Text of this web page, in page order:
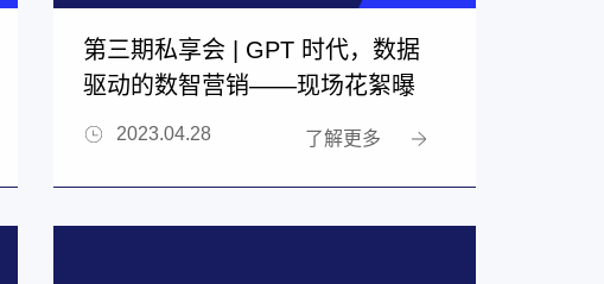
第三期私享会 | GPT 时代，数据
驱动的数智营销——现场花絮曝
光
2023.04.28 了解更多